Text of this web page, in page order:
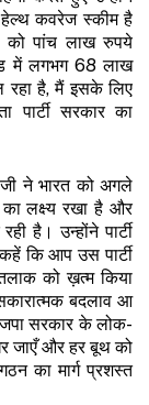
हेल्थ कवरेज स्कीम है
पांच लाख रुपये
में लगभग 68 लाख
रहा है, मैं इसके लिए
पार्टी सरकार का
जी ने भारत को अगले
का लक्ष्य रखा है और
है। उन्होंने पार्टी
कि आप उस पार्टी
को ख़त्म किया
बदलाव आ
सरकार के लोक-
जाएँ और हर बूथ को
का मार्ग प्रशस्त